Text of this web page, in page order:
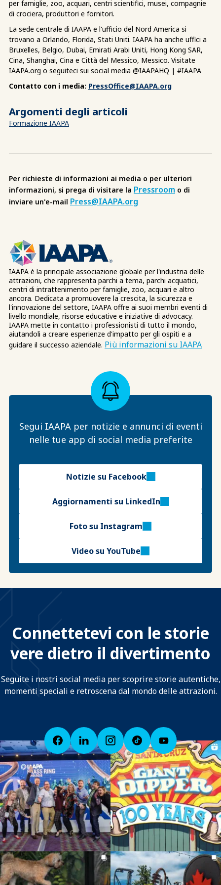
per famiglie, zoo, acquari, centri scientifici, musei, compagnie
di crociera, produttori e fornitori.
La sede centrale di IAAPA e l'ufficio del Nord America si
trovano a Orlando, Florida, Stati Uniti. IAAPA ha anche uffici a
Bruxelles, Belgio, Dubai, Emirati Arabi Uniti, Hong Kong SAR,
Cina, Shanghai, Cina e Città del Messico, Messico. Visitate
IAAPA.org o seguiteci sui social media @IAAPAHQ | #IAAPA
Contatto con i media: PressOffice@IAAPA.org
Argomenti degli articoli
Formazione IAAPA
Per richieste di informazioni ai media o per ulteriori
informazioni, si prega di visitare la Pressroom o di
inviare un'e-mail Press@IAAPA.org
IAAPA è la principale associazione globale per l'industria delle
attrazioni, che rappresenta parchi a tema, parchi acquatici,
centri di intrattenimento per famiglie, zoo, acquari e altro
ancora. Dedicata a promuovere la crescita, la sicurezza e
l'innovazione del settore, IAAPA offre ai suoi membri eventi di
livello mondiale, risorse educative e iniziative di advocacy.
IAAPA mette in contatto i professionisti di tutto il mondo,
aiutandoli a creare esperienze d'impatto per gli ospiti e a
guidare il successo aziendale. Più informazioni su IAAPA
Segui IAAPA per notizie e annunci di eventi
nelle tue app di social media preferite
Notizie su Facebook
Aggiornamenti su LinkedIn
Foto su Instagram
Video su YouTube
Connettetevi con le storie
vere dietro il divertimento
Seguite i nostri social media per scoprire storie autentiche,
momenti speciali e retroscena dal mondo delle attrazioni.